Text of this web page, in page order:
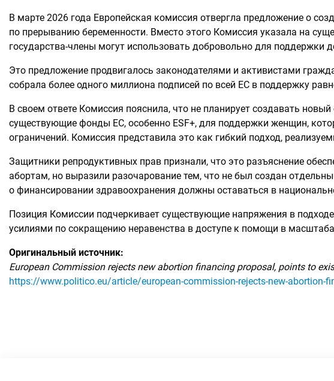
ДОНОРЫ
ГОДОВОЙ ОТЧЕТ ОЦРЗ
АБОРТ
ПРОФИЛАКТИКА РАКА
ПОЛОВОЕ ВОСПИТАНИЕ
СЕКСУАЛЬНЫЕ И
НОВОСТИ
В марте 2026 года Европейская комиссия отвергла предложение о
по прерыванию беременности. Вместо этого Комиссия указала на
государства-члены могут использовать добровольно для
Это предложение продвигалось законодателями и активистами
собрала более одного миллиона подписей по всей ЕС в поддержку
В своем ответе Комиссия пояснила, что не планирует создавать
существующие фонды ЕС, особенно ESF+, для поддержки женщин,
ограничений. Комиссия представила это как гибкий подход,
Защитники репродуктивных прав признали, что это разъяснение
абортам, но выразили разочарование тем, что не был создан
о финансировании здравоохранения должны оставаться в
Позиция Комиссии подчеркивает существующие напряжения в
усилиями по сокращению неравенства в доступе к помощи в
Оригинальный источник:
European Commission rejects new abortion financing proposal, points to
https://www.politico.eu/article/european-commission-rejects-new-abortion-